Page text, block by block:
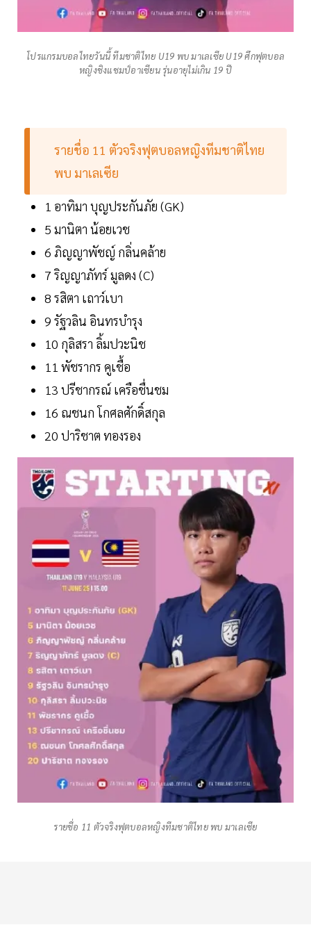
โปรแกรมบอลไทยวันนี้ ทีมชาติไทย U19 พบ มาเลเซีย U19 ศึกฟุตบอล
หญิงชิงแชมป์อาเซียน รุ่นอายุไม่เกิน 19 ปี
รายชื่อ 11 ตัวจริงฟุตบอลหญิงทีมชาติไทย
พบ มาเลเซีย
1 อาทิมา บุญประกันภัย (GK)
5 มานิตา น้อยเวช
6 ภิญญาพัชญ์ กลิ่นคล้าย
7 ริญญาภัทร์ มูลดง (C)
8 รสิตา เถาว์เบา
9 รัฐวลิน อินทรบำรุง
10 กุลิสรา ลิ้มปวะนิช
11 พัชรากร คูเชื้อ
13 ปรีชากรณ์ เครือชื่นชม
16 ณชนก โกศลศักดิ์สกุล
20 ปาริชาต ทองรอง
รายชื่อ 11 ตัวจริงฟุตบอลหญิงทีมชาติไทย พบ มาเลเซีย